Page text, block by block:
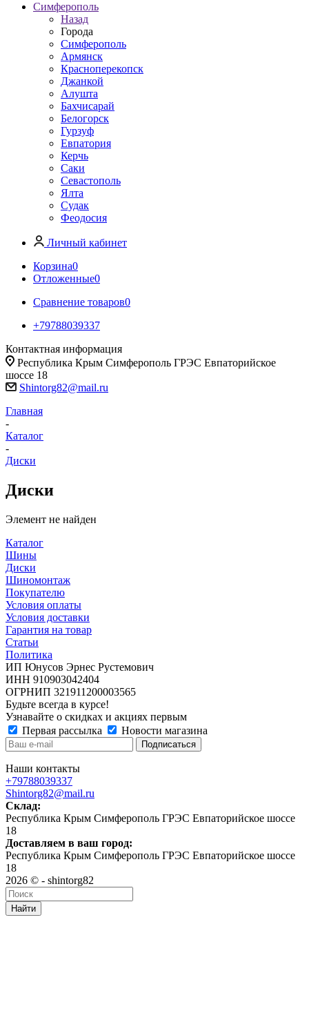
Симферополь
Назад
Города
Симферополь
Армянск
Красноперекопск
Джанкой
Алушта
Бахчисарай
Белогорск
Гурзуф
Евпатория
Керчь
Саки
Севастополь
Ялта
Судак
Феодосия
Личный кабинет
Корзина0
Отложенные0
Сравнение товаров0
+79788039337
Контактная информация
Республика Крым Симферополь ГРЭС Евпаторийское
шоссе 18
Shintorg82@mail.ru
Главная
-
Каталог
-
Диски
Диски
Элемент не найден
Каталог
Шины
Диски
Шиномонтаж
Покупателю
Условия оплаты
Условия доставки
Гарантия на товар
Статьи
Политика
ИП Юнусов Эрнес Рустемович
ИНН 910903042404
ОГРНИП 321911200003565
Будьте всегда в курсе!
Узнавайте о скидках и акциях первым
Первая рассылка
Новости магазина
Наши контакты
+79788039337
Shintorg82@mail.ru
Склад:
Республика Крым Симферополь ГРЭС Евпаторийское шоссе
18
Доставляем в ваш город:
Республика Крым Симферополь ГРЭС Евпаторийское шоссе
18
2026 © - shintorg82
Найти